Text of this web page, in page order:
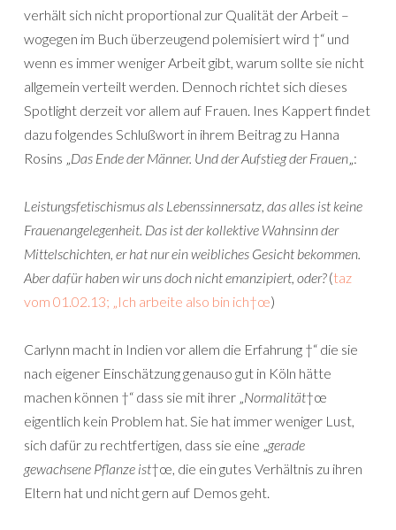
verhält sich nicht proportional zur Qualität der Arbeit –
wogegen im Buch überzeugend polemisiert wird †“ und
wenn es immer weniger Arbeit gibt, warum sollte sie nicht
allgemein verteilt werden. Dennoch richtet sich dieses
Spotlight derzeit vor allem auf Frauen. Ines Kappert findet
dazu folgendes Schlußwort in ihrem Beitrag zu Hanna
Rosins „Das Ende der Männer. Und der Aufstieg der Frauen„:
Leistungsfetischismus als Lebenssinnersatz, das alles ist keine
Frauenangelegenheit. Das ist der kollektive Wahnsinn der
Mittelschichten, er hat nur ein weibliches Gesicht bekommen.
Aber dafür haben wir uns doch nicht emanzipiert, oder?(taz
vom 01.02.13; „Ich arbeite also bin ich†œ)
Carlynn macht in Indien vor allem die Erfahrung †“ die sie
nach eigener Einschätzung genauso gut in Köln hätte
machen können †“ dass sie mit ihrer „Normalität†œ
eigentlich kein Problem hat. Sie hat immer weniger Lust,
sich dafür zu rechtfertigen, dass sie eine „gerade
gewachsene Pflanze ist†œ, die ein gutes Verhältnis zu ihren
Eltern hat und nicht gern auf Demos geht.